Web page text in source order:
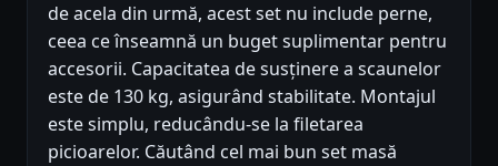
de acela din urmă, acest set nu include perne,
ceea ce înseamnă un buget suplimentar pentru
accesorii. Capacitatea de susținere a scaunelor
este de 130 kg, asigurând stabilitate. Montajul
este simplu, reducându-se la filetarea
picioarelor. Căutând cel mai bun set masă